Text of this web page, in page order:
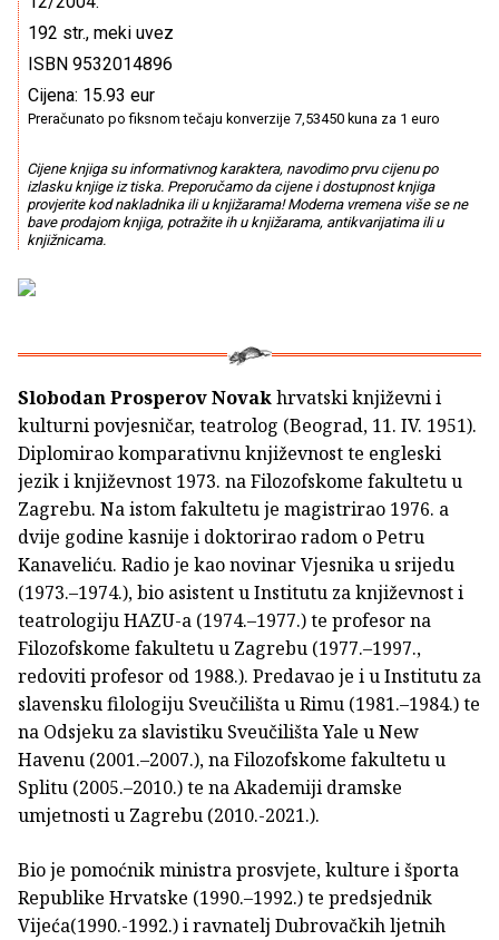
192 str., meki uvez
ISBN 9532014896
Cijena: 15.93 eur
Preračunato po fiksnom tečaju konverzije 7,53450 kuna za 1 euro
Cijene knjiga su informativnog karaktera, navodimo prvu cijenu po
izlasku knjige iz tiska. Preporučamo da cijene i dostupnost knjiga
provjerite kod nakladnika ili u knjižarama! Moderna vremena više se ne
bave prodajom knjiga, potražite ih u knjižarama, antikvarijatima ili u
knjižnicama.
Slobodan Prosperov Novakhrvatski književni i
kulturni povjesničar, teatrolog (Beograd, 11. IV. 1951).
Diplomirao komparativnu književnost te engleski
jezik i književnost 1973. na Filozofskome fakultetu u
Zagrebu. Na istom fakultetu je magistrirao 1976. a
dvije godine kasnije i doktorirao radom o Petru
Kanaveliću. Radio je kao novinar Vjesnika u srijedu
(1973.–1974.), bio asistent u Institutu za književnost i
teatrologiju HAZU-a (1974.–1977.) te profesor na
Filozofskome fakultetu u Zagrebu (1977.–1997.,
redoviti profesor od 1988.). Predavao je i u Institutu za
slavensku filologiju Sveučilišta u Rimu (1981.–1984.) te
na Odsjeku za slavistiku Sveučilišta Yale u New
Havenu (2001.–2007.), na Filozofskome fakultetu u
Splitu (2005.–2010.) te na Akademiji dramske
umjetnosti u Zagrebu (2010.-2021.).
Bio je pomoćnik ministra prosvjete, kulture i športa
Republike Hrvatske (1990.–1992.) te predsjednik
Vijeća(1990.-1992.) i ravnatelj Dubrovačkih ljetnih